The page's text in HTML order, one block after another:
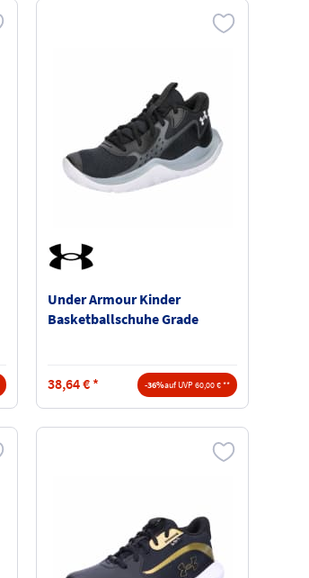
Under Armour Kinder
Basketballschuhe Grade
38,64€ * -36%auf UVP 60,00 € **